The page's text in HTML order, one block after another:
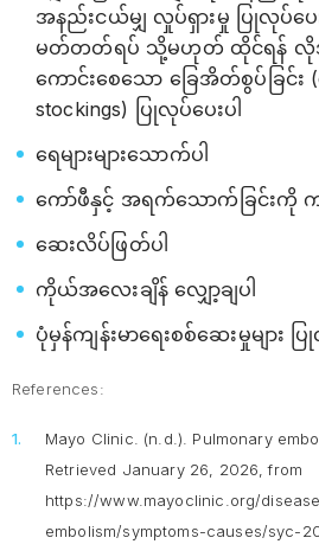
အနည်းငယ်မျှ လှုပ်ရှားမှု ပြုလုပ်ပေး
မတ်တတ်ရပ် သို့မဟုတ် ထိုင်ရန် လိုအ
ကောင်းစေသော ခြေအိတ်စွပ်ခြင်း
stockings) ပြုလုပ်ပေးပါ
ရေများများသောက်ပါ
ကော်ဖီနှင့် အရက်သောက်ခြင်းကို က
ဆေးလိပ်ဖြတ်ပါ
ကိုယ်အလေးချိန် လျှော့ချပါ
ပုံမှန်ကျန်းမာရေးစစ်ဆေးမှုများ ပ
References:
Mayo Clinic. (n.d.). Pulmonary
Retrieved January 26, 2026, from
https://www.mayoclinic.org/
embolism/symptoms-causes/syc-